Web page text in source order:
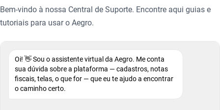
Bem-vindo à nossa Central de Suporte. Encontre aqui guias e
tutoriais para usar o Aegro.
Oi! 👋 Sou o assistente virtual da Aegro. Me conta
sua dúvida sobre a plataforma — cadastros, notas
fiscais, telas, o que for — que eu te ajudo a encontrar
o caminho certo.